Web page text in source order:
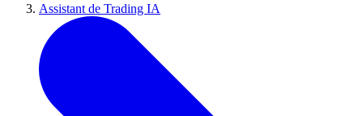
Assistant de Trading IA